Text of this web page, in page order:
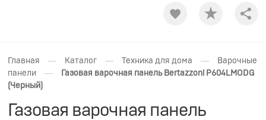
Главная — Каталог — Техника для дома —
Варочные
панели
—
Газовая варочная панель Bertazzoni P604LMODG
(Черный)
Газовая варочная панель